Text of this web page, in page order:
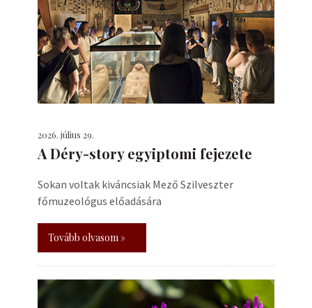
2026. július 29.
A Déry-story egyiptomi fejezete
Sokan voltak kiváncsiak Mező Szilveszter
főmuzeológus előadására
Tovább olvasom »